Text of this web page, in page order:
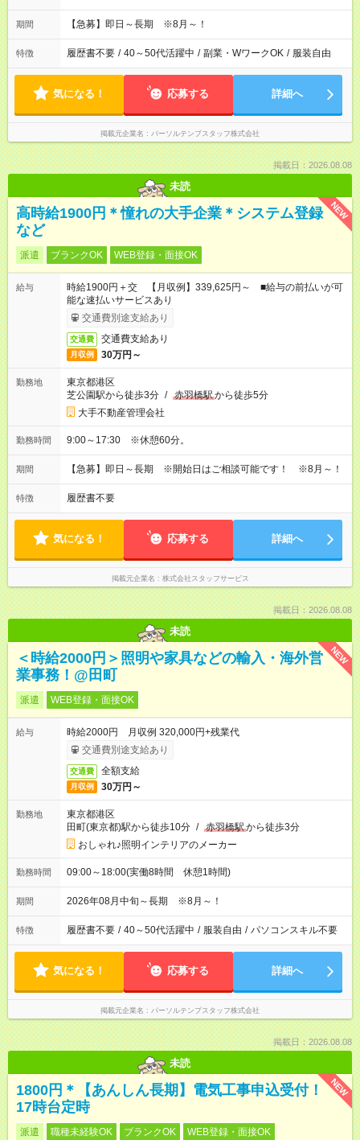
期間 【急募】即日～長期 ※8月～！
特徴 履歴書不要 / 40～50代活躍中 / 副業・WワークOK / 服装自由
気になる！ 応募する 詳細へ
掲載元企業名 パーソルテンプスタッフ株式会社
掲載日：2026.08.08
未読
NEW
高時給1900円＊憧れの大手企業＊システム登録
など
派遣 ブランクOK WEB登録・面接OK
給与
時給1900円＋交 【月収例】339,625円～ ■給与の前払いが可
能な速払いサービスあり
交通費別途支給あり
交通費 交通費支給あり
月収例 30万円～
勤務地
東京都港区
芝公園駅から徒歩3分 / 赤羽橋駅から徒歩5分
大手不動産管理会社
勤務時間 9:00～17:30 ※休憩60分。
期間 【急募】即日～長期 ※開始日はご相談可能です！ ※8月～！
特徴 履歴書不要
気になる！ 応募する 詳細へ
掲載元企業名 株式会社スタッフサービス
掲載日：2026.08.08
未読
NEW
＜時給2000円＞照明や家具などの輸入・海外営
業事務！@田町
派遣 WEB登録・面接OK
給与
時給2000円 月収例 320,000円+残業代
交通費別途支給あり
交通費 全額支給
月収例 30万円～
勤務地
東京都港区
田町(東京都)駅から徒歩10分 / 赤羽橋駅から徒歩3分
おしゃれ♪照明インテリアのメーカー
勤務時間 09:00～18:00(実働8時間 休憩1時間)
期間 2026年08月中旬～長期 ※8月～！
特徴 履歴書不要 / 40～50代活躍中 / 服装自由 / パソコンスキル不要
気になる！ 応募する 詳細へ
掲載元企業名 パーソルテンプスタッフ株式会社
掲載日：2026.08.08
未読
NEW
1800円＊【あんしん長期】電気工事申込受付！
17時台定時
派遣 職種未経験OK ブランクOK WEB登録・面接OK